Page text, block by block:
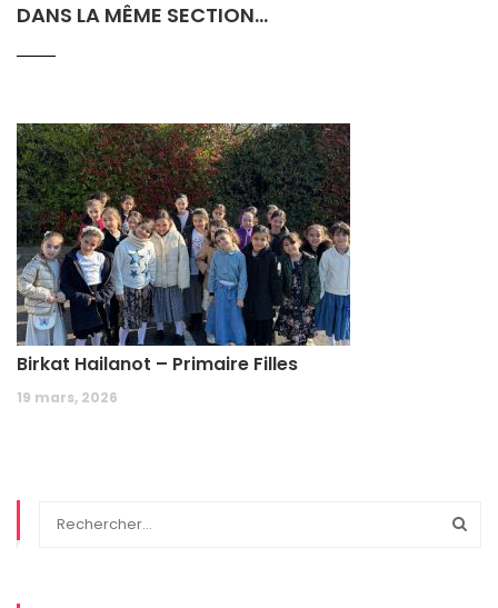
DANS LA MÊME SECTION...
Birkat Hailanot – Primaire Filles
19 mars, 2026